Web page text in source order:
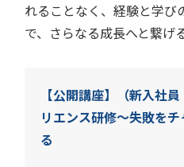
れることなく、経験と学び
で、さらなる成長へと繋げ
【公開講座】（新入社
リエンス研修～失敗を
る